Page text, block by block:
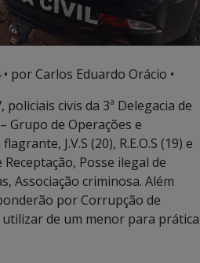
• por Carlos Eduardo Orácio •
civis da 3ª Delegacia de
Grupo de Operações e
J.V.S (20), R.E.O.S (19) e
Receptação, Posse ilegal de
Associação criminosa. Além
por Corrupção de
de um menor para prática